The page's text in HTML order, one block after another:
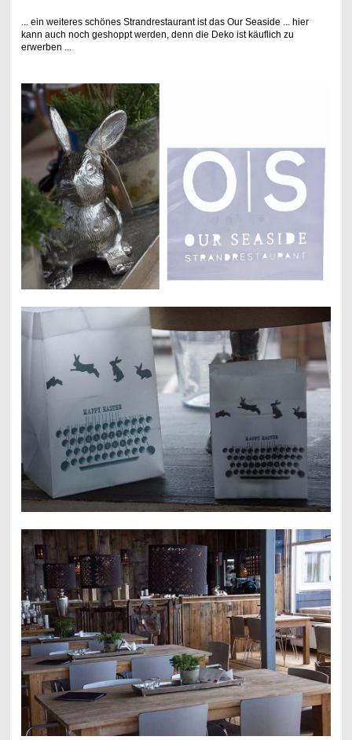
... ein weiteres schönes Strandrestaurant ist das Our Seaside ... hier
kann auch noch geshoppt werden, denn die Deko ist käuflich zu
erwerben ...